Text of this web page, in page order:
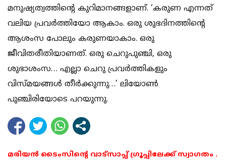
മനുഷ്യത്വത്തിന്റെ കുറിമാനങ്ങളാണ്. ‘കരുണ എന്നത്
വലിയ പ്രവര്‍ത്തിയോ ആകാം. ഒരു ശുഭദിനത്തിന്റെ
ആശംസ പോലും കരുണയാകാം. ഒരു
ജീവിതരീതിയാണത്. ഒരു ചെറുപുഞ്ചി, ഒരു
ശുഭാശംസ… എല്ലാ ചെറു പ്രവര്‍ത്തികളും
വിസ്മയങ്ങള്‍ തീര്‍ക്കുന്നു…’ ലിയോണ്‍
പുഞ്ചിരിയോടെ പറയുന്നു.
മരിയൻ ടൈംസിന്റെ വാട്സാപ്പ് ഗ്രൂപ്പിലേക്ക് സ്വാഗതം .